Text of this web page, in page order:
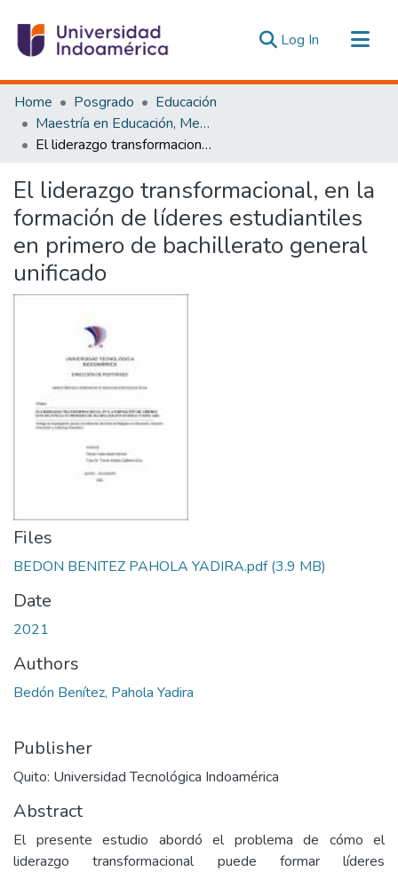
Log In (current)
Communities & Collections
All of DSpace
Statistics
Home Posgrado
Educación
Maestría en Educación, Mención Innovación y Liderazgo Educativo
El liderazgo transformacional, en la formación de líderes estudiantiles en primero de bachillerato general unificado
El liderazgo transformacional, en la
formación de líderes estudiantiles
en primero de bachillerato general
unificado
Files
BEDON BENITEZ PAHOLA YADIRA.pdf(3.9 MB)
Date
2021
Authors
Bedón Benítez, Pahola Yadira
Publisher
Quito: Universidad Tecnológica Indoamérica
Abstract
El presente estudio abordó el problema de cómo el
liderazgo transformacional puede formar líderes